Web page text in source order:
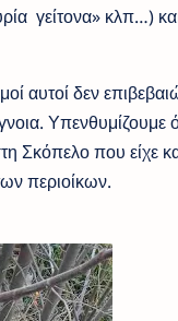
γείτονα» κλπ…)
αυτοί δεν
Υπενθυμίζουμε
Σκόπελο που είχε
περιοίκων.